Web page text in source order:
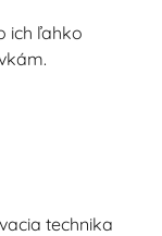
ich ľahko
technika